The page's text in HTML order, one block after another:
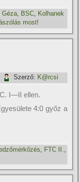
Géza, BSC, Kolhanek
most!
Szerző: K@rcsi
I—II ellen.
4:0 győz a
, FTC II.,